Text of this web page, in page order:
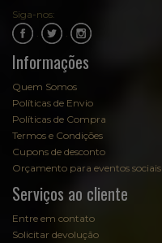
Siga-nos:
Informações
Quem Somos
Políticas de Envio
Políticas de Compra
Termos e Condições
Cupons de desconto
Orçamento para eventos sociais
Serviços ao cliente
Entre em contato
Solicitar devolução